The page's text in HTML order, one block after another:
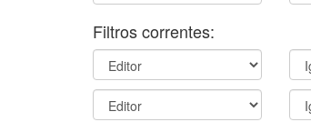
Filtros correntes: